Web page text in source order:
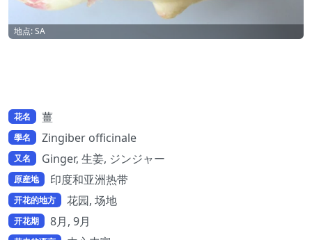
地点: SA
花名 薑
學名 Zingiber officinale
又名 Ginger, 生姜, ジンジャー
原産地 印度和亚洲热带
开花的地方 花园, 场地
开花期 8月, 9月